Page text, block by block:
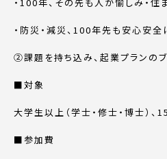
・防災・減災、100年先も安心安全
②課題を持ち込み、起業プランのブ
■対象
大学生以上（学士・修士・博士）、
■参加費